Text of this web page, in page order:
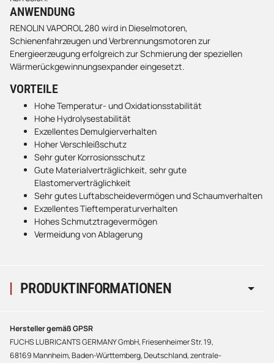
PRODUKTINFORMATIONEN
ANWENDUNG
RENOLIN VAPOROL 280 wird in Dieselmotoren,
Schienenfahrzeugen und Verbrennungsmotoren zur
Energieerzeugung erfolgreich zur Schmierung der speziellen
Wärmerückgewinnungsexpander eingesetzt.
VORTEILE
Hohe Temperatur- und Oxidationsstabilität
Hohe Hydrolysestabilität
Exzellentes Demulgierverhalten
Hoher Verschleißschutz
Sehr guter Korrosionsschutz
Gute Materialverträglichkeit, sehr gute
Elastomerverträglichkeit
Sehr gutes Luftabscheidevermögen und Schaumverhalten
Exzellentes Tieftemperaturverhalten
Hohes Schmutztragevermögen
Vermeidung von Ablagerung
Hersteller gemäß GPSR
FUCHS LUBRICANTS GERMANY GmbH, Friesenheimer Str. 19,
68169 Mannheim, Baden-Württemberg, Deutschland, zentrale-